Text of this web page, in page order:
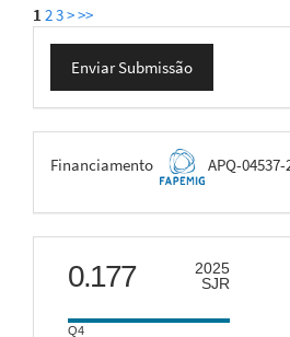
1 23>>>
Enviar
Submissão
Enviar Submissão
FAPEMIG
Financiamento APQ-04537-
scimago
0.177
2025
SJR
Q4